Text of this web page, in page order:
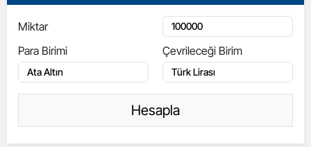
Miktar
Para Birimi
Çevrileceği Birim
Hesapla